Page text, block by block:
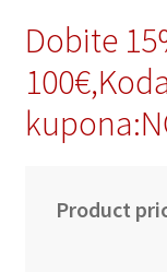
Dobite
Product